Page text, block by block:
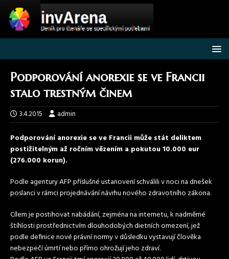
Podporování anorexie se ve Francii
stalo trestným činem
3.4.2015 admin
Podporování anorexie se ve Francii může stát deliktem
postižitelným až ročním vězením a pokutou 10.000 eur
(276.000 korun).
Podle agentury AFP příslušné ustanovení schválili v noci na dnešek
poslanci v rámci projednávání návrhu nového zdravotního zákona.
Cílem je postihovat nabádání, zejména na internetu, k nadměrné
štíhlosti prostřednictvím dlouhodobých dietních omezení, jež
podle definice nové právní normy v důsledku vystavují člověka
nebezpečí úmrtí nebo přímo ohrožují jeho zdraví.